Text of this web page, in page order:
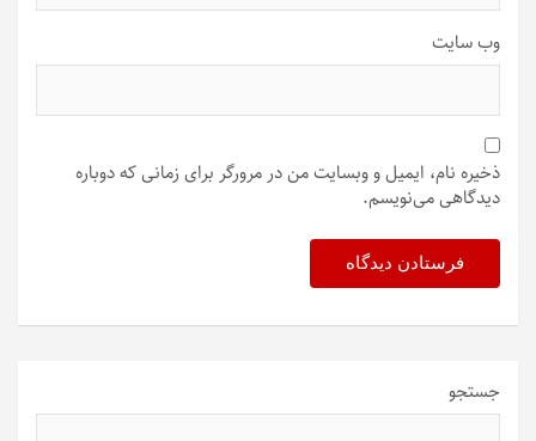
وب‌ سایت
ذخیره نام، ایمیل و وبسایت من در مرورگر برای زمانی که دوباره
دیدگاهی می‌نویسم.
جستجو